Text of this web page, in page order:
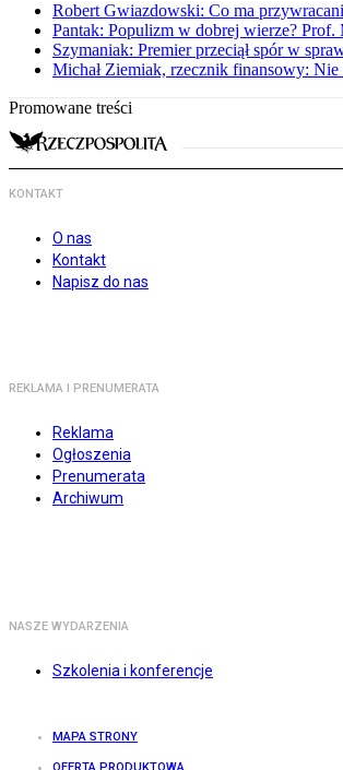
Robert Gwiazdowski: Co ma
Pantak: Populizm w dobrej wierze? Prof.
Szymaniak: Premier przeciął spór w
Michał Ziemiak, rzecznik finansowy: Nie
Promowane treści
KONTAKT
O nas
Kontakt
Napisz do nas
REKLAMA I PRENUMERATA
Reklama
Ogłoszenia
Prenumerata
Archiwum
NASZE WYDARZENIA
Szkolenia i konferencje
MAPA STRONY